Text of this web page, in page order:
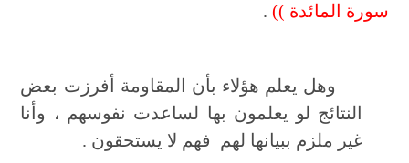
سورة المائدة )) .
وهل يعلم هؤلاء بأن المقاومة أفرزت بعض
النتائج لو يعلمون بها لساعدت نفوسهم ، وأنا
غير ملزم ببيانها لهم فهم لا يستحقون .